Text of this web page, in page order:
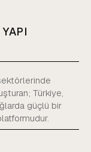
Türkiye,
güçlü bir